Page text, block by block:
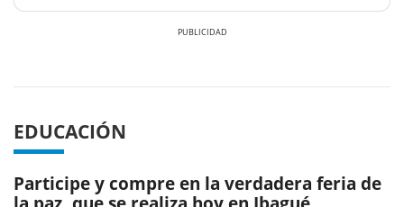
EDUCACIÓN
Participe y compre en la verdadera feria de